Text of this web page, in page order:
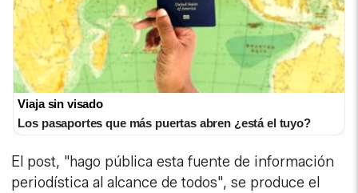
Viaja sin visado
Los pasaportes que más puertas abren ¿está el tuyo?
El post, "hago pública esta fuente de información
periodística al alcance de todos", se produce el